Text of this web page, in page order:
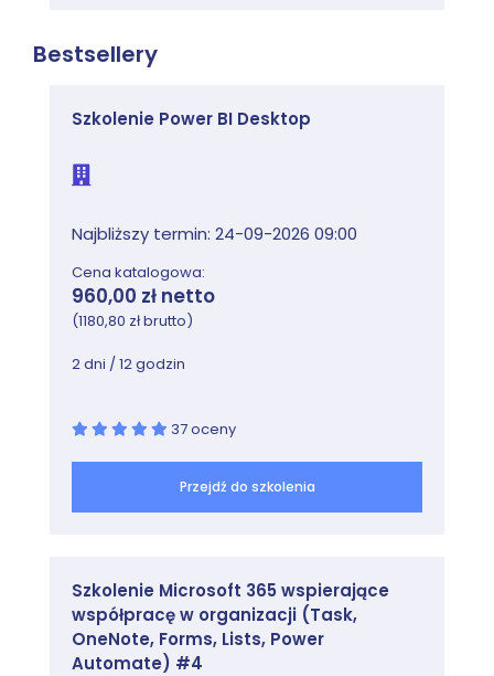
Bestsellery
Szkolenie Power BI Desktop
Najbliższy termin: 24-09-2026 09:00
Cena katalogowa:
960,00 zł netto
(1180,80 zł brutto)
2 dni / 12 godzin
37 oceny
Przejdź do szkolenia
Szkolenie Microsoft 365 wspierające
współpracę w organizacji (Task,
OneNote, Forms, Lists, Power
Automate) #4